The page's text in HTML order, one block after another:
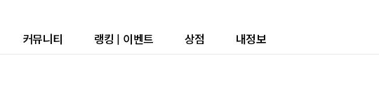
커뮤니티 랭킹 | 이벤트 상점 내정보